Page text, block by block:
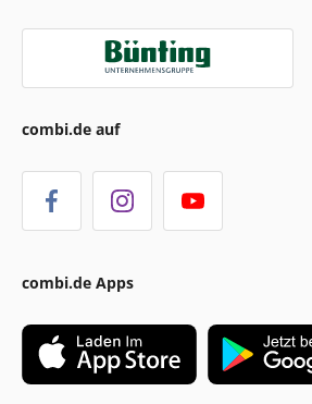
combi.de auf
combi.de Apps